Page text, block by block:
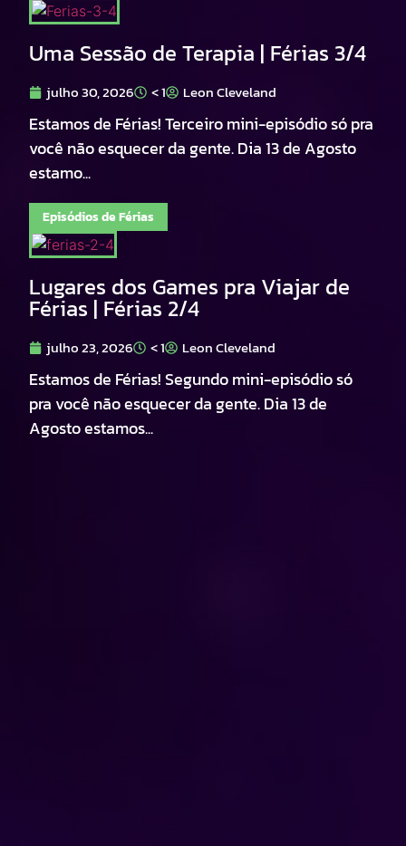
Uma Sessão de Terapia | Férias 3/4
julho 30, 2026 < 1 Leon Cleveland
Estamos de Férias! Terceiro mini-episódio só pra
você não esquecer da gente. Dia 13 de Agosto
estamo...
Episódios de Férias
Lugares dos Games pra Viajar de
Férias | Férias 2/4
julho 23, 2026 < 1 Leon Cleveland
Estamos de Férias! Segundo mini-episódio só
pra você não esquecer da gente. Dia 13 de
Agosto estamos...